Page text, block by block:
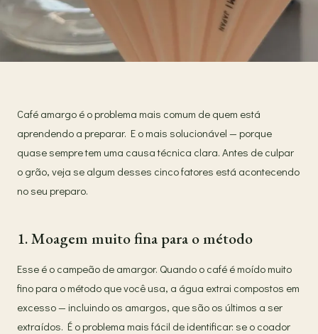
Café amargo é o problema mais comum de quem está
aprendendo a preparar. E o mais solucionável — porque
quase sempre tem uma causa técnica clara. Antes de culpar
o grão, veja se algum desses cinco fatores está acontecendo
no seu preparo.
1. Moagem muito fina para o método
Esse é o campeão de amargor. Quando o café é moído muito
fino para o método que você usa, a água extrai compostos em
excesso — incluindo os amargos, que são os últimos a ser
extraídos. É o problema mais fácil de identificar: se o coador